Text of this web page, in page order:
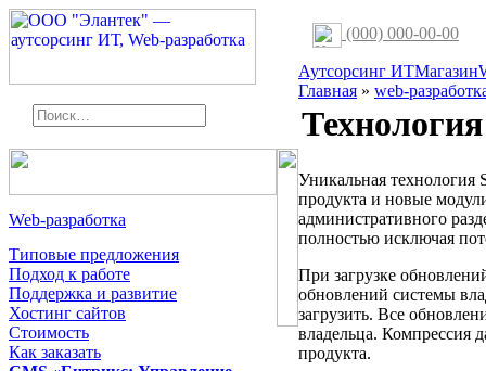
Web-разработка
Типовые предложения
Подход к работе
Поддержка и развитие
Хостинг сайтов
Стоимость
Как заказать
(000) 000-00-00
Аутсорсинг ИТМагазин
Главная » web-
Уникальная технология
продукта и новые
административного
полностью исключая
При загрузке
обновлений системы
загрузить. Все
владельца. Компрессия
продукта.